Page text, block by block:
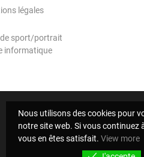
légales
sport/portrait
informatique
Nous utilisons des cookies pour
notre site web. Si vous continuez
vous en êtes satisfait. View more